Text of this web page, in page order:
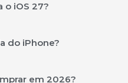
o iOS 27?
do iPhone?
em 2026?